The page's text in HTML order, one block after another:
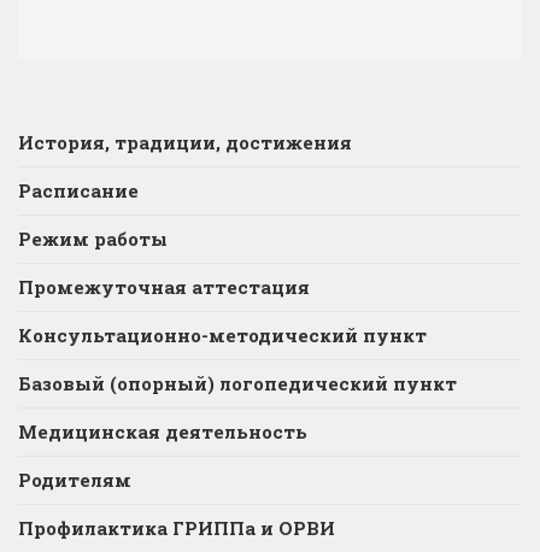
История, традиции, достижения
Расписание
Режим работы
Промежуточная аттестация
Консультационно-методический пункт
Базовый (опорный) логопедический пункт
Медицинская деятельность
Родителям
Профилактика ГРИППа и ОРВИ